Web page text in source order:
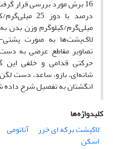
میلی‌گرم/کیلوگرم وزن بدن
لاک‌پشت‌ها به صورت
تصاویر مقاطع عرضی به دست
حرکتی قدامی و خلفی این
شانه‌ای، بازو، ساعد، دست
انگشتان به تفصیل شرح
کلیدواژه‌ها
لاکپشت برکه ای خزر
آناتومی
اسکن